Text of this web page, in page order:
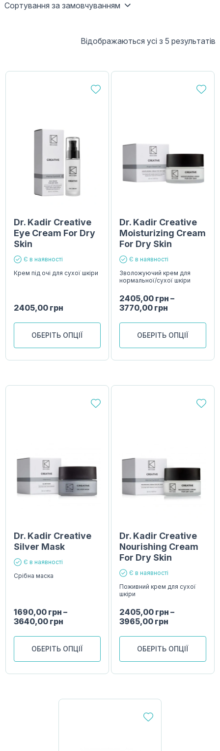
Сортування за замовчуванням
Відображаються усі з 5 результатів
Dr. Kadir Creative
Eye Cream For Dry
Skin
Є в наявності
Крем під очі для сухої шкіри
2405,00 грн
ОБЕРІТЬ ОПЦІЇ
Dr. Kadir Creative
Moisturizing Cream
For Dry Skin
Є в наявності
Зволожуючий крем для
нормальної/сухої шкіри
2405,00 грн –
3770,00 грн
ОБЕРІТЬ ОПЦІЇ
Dr. Kadir Creative
Silver Mask
Є в наявності
Срібна маска
1690,00 грн –
3640,00 грн
ОБЕРІТЬ ОПЦІЇ
Dr. Kadir Creative
Nourishing Cream
For Dry Skin
Є в наявності
Поживний крем для сухої
шкіри
2405,00 грн –
3965,00 грн
ОБЕРІТЬ ОПЦІЇ